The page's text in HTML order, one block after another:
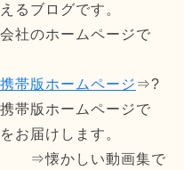
るブログです。
社のホームページで
帯版ホームページ ⇒?
帯版ホームページで
お届けします。
懐かしい動画集で